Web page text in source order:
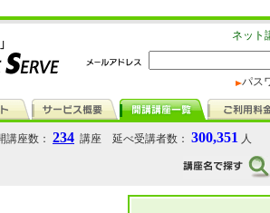
ネット
パス
座数： 234 講座 延べ受講者数： 300,351 人